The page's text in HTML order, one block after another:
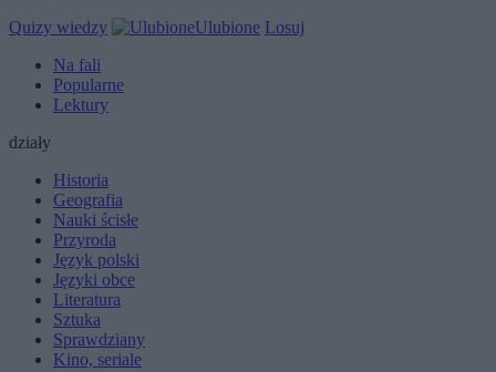
Quizy wiedzy
Ulubione Losuj
Na fali
Popularne
Lektury
działy
Historia
Geografia
Nauki ścisłe
Przyroda
Język polski
Języki obce
Literatura
Sztuka
Sprawdziany
Kino, seriale